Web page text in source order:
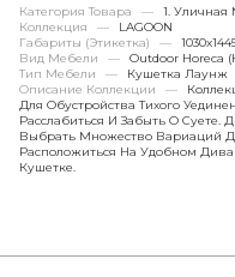
Категория Товара —
1. Уличная
Коллекция
—
LAGOON
Габариты (этикетка)
—
Вид Мебели
—
Outdoor Horeca
Тип Мебели
—
Кушетка Лаунж
Описание Коллекции
—
Для Обустройства Тихого
Расслабиться И Забыть О
Выбрать Множество Вариаций
Расположиться На Удобном
Кушетке.